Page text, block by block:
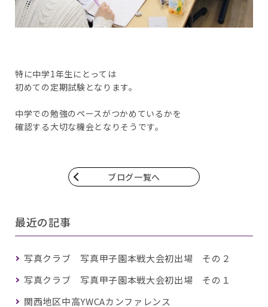
特に中学1年生にとっては
初めての定期試験となります。
中学での勉強のペースがつかめているかを
確認する大切な機会となりそうです。
ブログ一覧へ
最近の記事
写真クラブ 写真甲子園本戦大会初出場 その２
写真クラブ 写真甲子園本戦大会初出場 その１
関西地区中高YWCAカンファレンス